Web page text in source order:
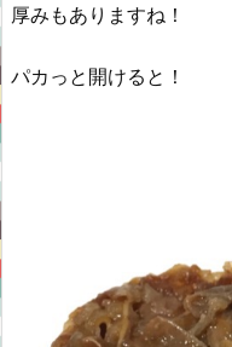
厚みもありますね！
パカっと開けると！